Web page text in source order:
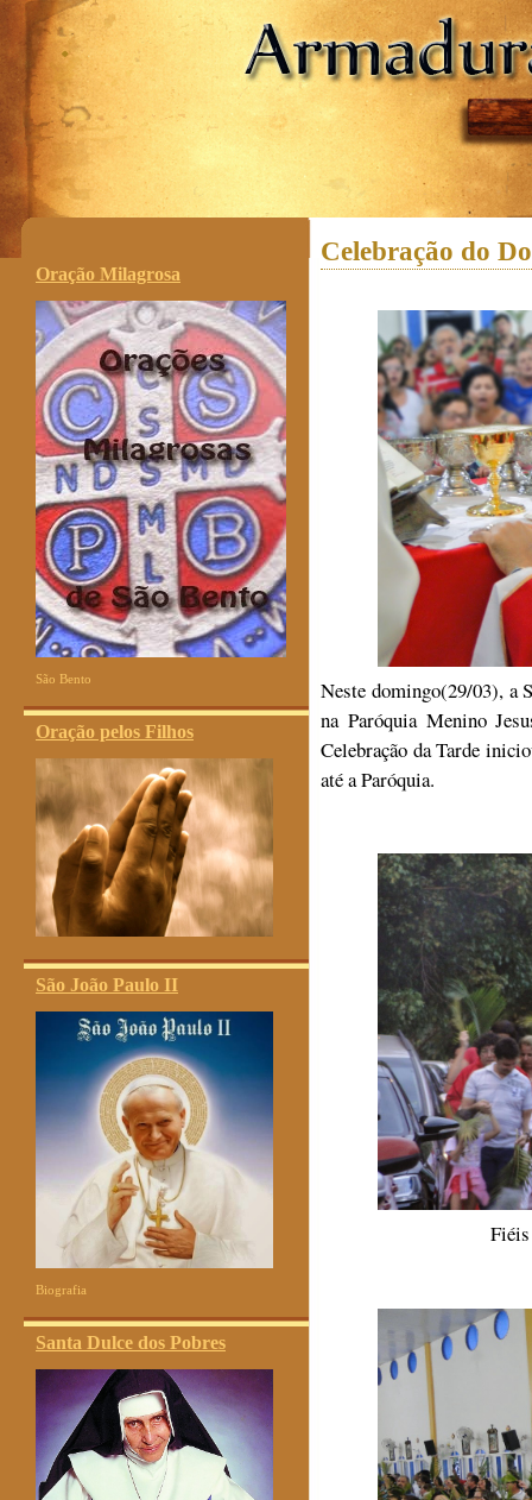
.
Oração Milagrosa
São Bento
Oração pelos Filhos
São João Paulo II
Biografia
Santa Dulce dos Pobres
Celebração do
Neste domingo(29/03), a
na Paróquia Menino
Celebração da Tarde
até a Paróquia.